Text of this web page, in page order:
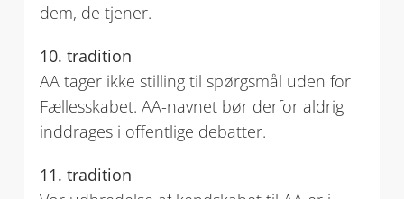
dem, de tjener.
10. tradition
AA tager ikke stilling til spørgsmål uden for
Fællesskabet. AA-navnet bør derfor aldrig
inddrages i offentlige debatter.
11. tradition